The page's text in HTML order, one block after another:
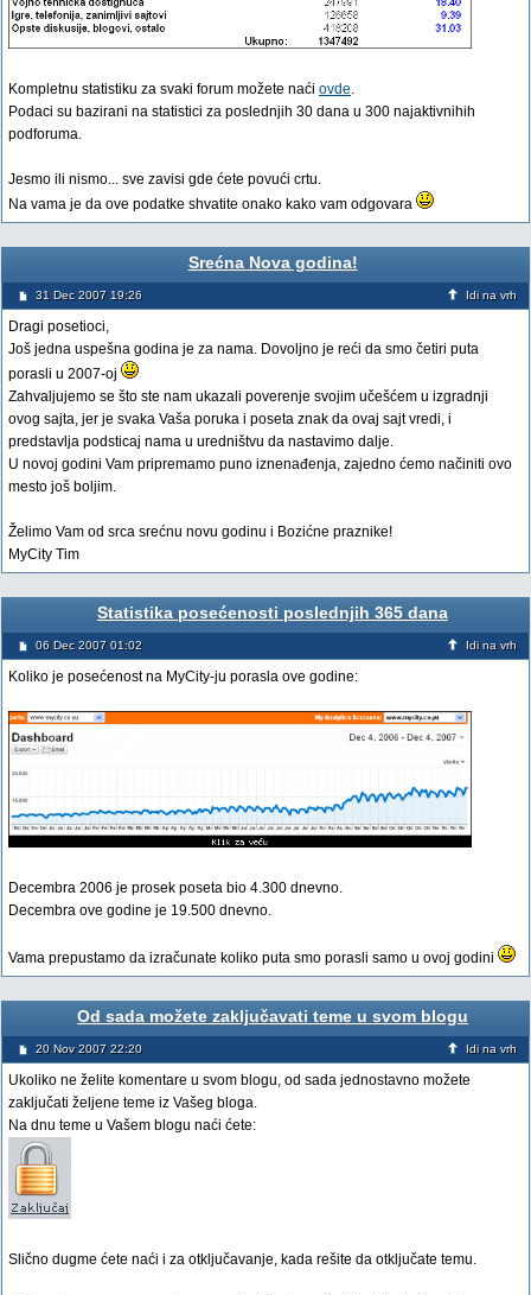
Kompletnu statistiku za svaki forum možete naći ovde.
Podaci su bazirani na statistici za poslednjih 30 dana u 300 najaktivnihih
podforuma.
Jesmo ili nismo... sve zavisi gde ćete povući crtu.
Na vama je da ove podatke shvatite onako kako vam odgovara
Srećna Nova godina!
31 Dec 2007 19:26 Idi na vrh
Dragi posetioci,
Još jedna uspešna godina je za nama. Dovoljno je reći da smo četiri puta
porasli u 2007-oj
Zahvaljujemo se što ste nam ukazali poverenje svojim učešćem u izgradnji
ovog sajta, jer je svaka Vaša poruka i poseta znak da ovaj sajt vredi, i
predstavlja podsticaj nama u uredništvu da nastavimo dalje.
U novoj godini Vam pripremamo puno iznenađenja, zajedno ćemo načiniti ovo
mesto još boljim.
Želimo Vam od srca srećnu novu godinu i Bozićne praznike!
MyCity Tim
Statistika posećenosti poslednjih 365 dana
06 Dec 2007 01:02 Idi na vrh
Koliko je posećenost na MyCity-ju porasla ove godine:
Decembra 2006 je prosek poseta bio 4.300 dnevno.
Decembra ove godine je 19.500 dnevno.
Vama prepustamo da izračunate koliko puta smo porasli samo u ovoj godini
Od sada možete zaključavati teme u svom blogu
20 Nov 2007 22:20 Idi na vrh
Ukoliko ne želite komentare u svom blogu, od sada jednostavno možete
zaključati željene teme iz Vašeg bloga.
Na dnu teme u Vašem blogu naći ćete:
Slično dugme ćete naći i za otključavanje, kada rešite da otključate temu.